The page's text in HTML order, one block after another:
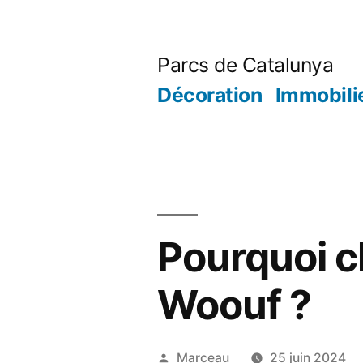
Parcs de Catalunya
Décoration
Pourquoi
Woouf ?
Publié
Marceau 25 juin 2024